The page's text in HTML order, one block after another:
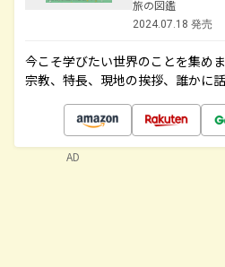
旅の図鑑
2024.07.18 発売
今こそ学びたい世界のことを集め
宗教、特長、現地の挨拶、誰かに
AD